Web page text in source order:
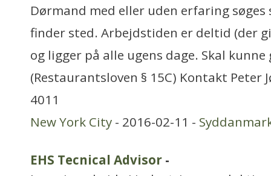
Dørmand med eller uden erfaring
finder sted. Arbejdstiden er deltid (der
og ligger på alle ugens dage. Skal
(Restaurantsloven § 15C) Kontakt Peter
4011
New York City - 2016-02-11 -
EHS Tecnical Advisor -